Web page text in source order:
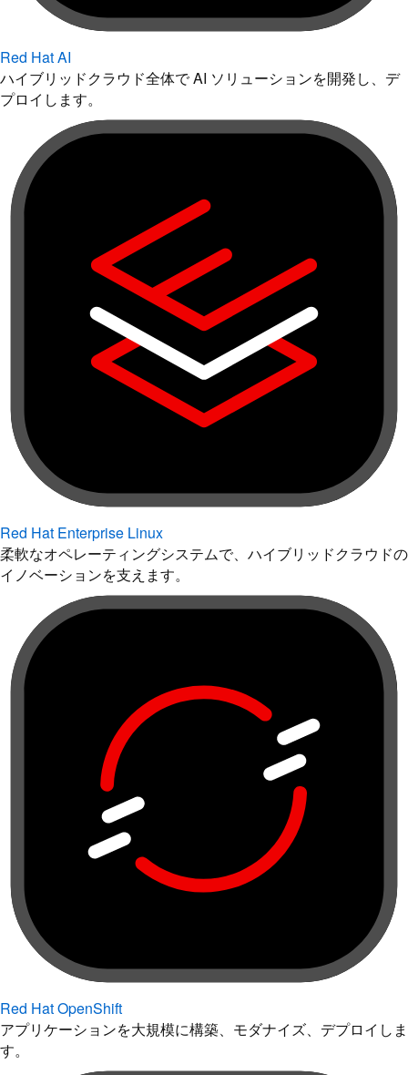
Red Hat AI
ハイブリッドクラウド全体で AI ソリューションを開発し、デ
プロイします。
Red Hat Enterprise Linux
柔軟なオペレーティングシステムで、ハイブリッドクラウドの
イノベーションを支えます。
Red Hat OpenShift
アプリケーションを大規模に構築、モダナイズ、デプロイしま
す。